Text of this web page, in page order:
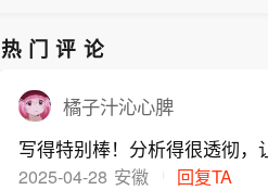
热门评论
橘子汁沁心脾
写得特别棒！分析得很透彻，
2025-04-28 安徽 回复TA